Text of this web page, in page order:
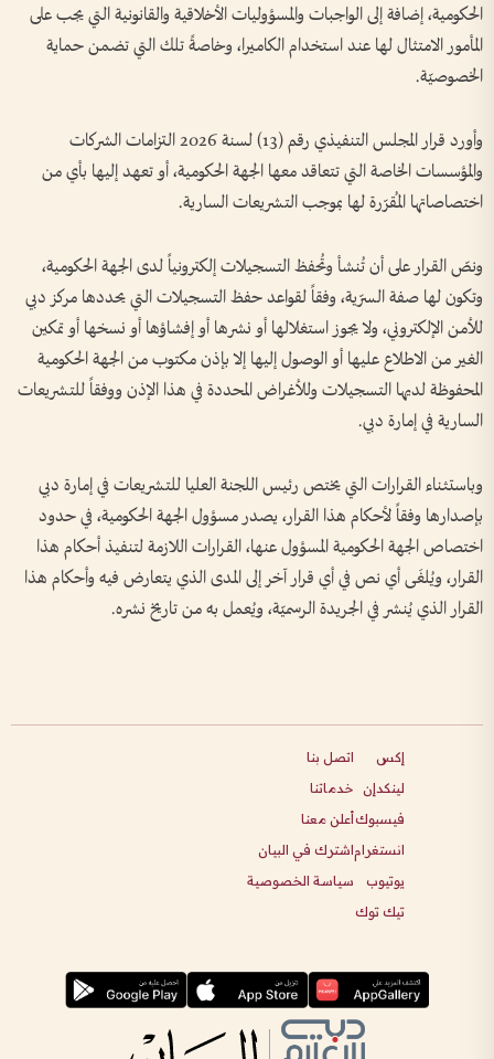
الحكومية، إضافة إلى الواجبات والمسؤوليات الأخلاقية والقانونية التي يجب على
المأمور الامتثال لها عند استخدام الكاميرا، وخاصةً تلك التي تضمن حماية
الخصوصيّة.
وأورد قرار المجلس التنفيذي رقم (13) لسنة 2026 التزامات الشركات
والمؤسسات الخاصة التي تتعاقد معها الجهة الحكومية، أو تعهد إليها بأي من
اختصاصاتها المُقرّرة لها بموجب التشريعات السارية.
ونصّ القرار على أن تُنشأ وتُحفظ التسجيلات إلكترونياً لدى الجهة الحكومية،
وتكون لها صفة السرّية، وفقاً لقواعد حفظ التسجيلات التي يحددها مركز دبي
للأمن الإلكتروني، ولا يجوز استغلالها أو نشرها أو إفشاؤها أو نسخها أو تمكين
الغير من الاطلاع عليها أو الوصول إليها إلا بإذن مكتوب من الجهة الحكومية
المحفوظة لديها التسجيلات وللأغراض المحددة في هذا الإذن ووفقاً للتشريعات
السارية في إمارة دبي.
وباستثناء القرارات التي يختص رئيس اللجنة العليا للتشريعات في إمارة دبي
بإصدارها وفقاً لأحكام هذا القرار، يصدر مسؤول الجهة الحكومية، في حدود
اختصاص الجهة الحكومية المسؤول عنها، القرارات اللازمة لتنفيذ أحكام هذا
القرار، ويُلغَى أي نص في أي قرار آخر إلى المدى الذي يتعارض فيه وأحكام هذا
القرار الذي يُنشر في الجريدة الرسميّة، ويُعمل به من تاريخ نشره.
إكس
لينكدإن
فيسبوك
انستغرام
يوتيوب
تيك توك
اتصل بنا
خدماتنا
أعلن معنا
اشترك في البيان
سياسة الخصوصية